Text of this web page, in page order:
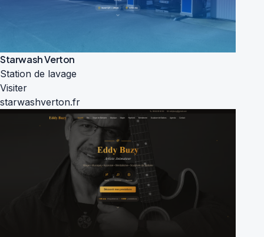
Starwash Verton
Station de lavage
Visiter
starwashverton.fr